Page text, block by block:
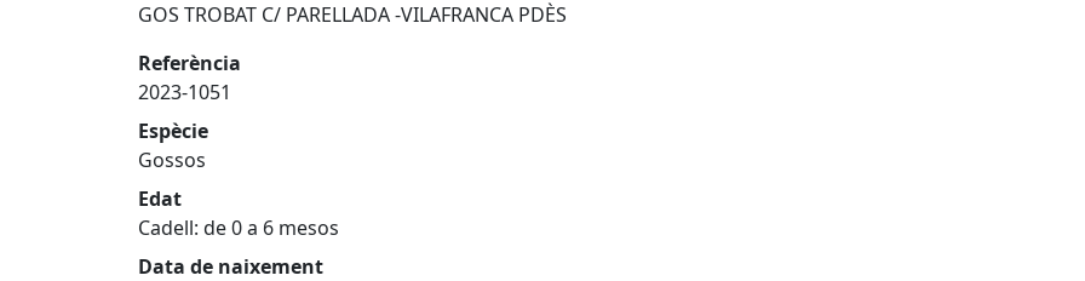
GOS TROBAT C/ PARELLADA -VILAFRANCA PDÈS
Referència
2023-1051
Espècie
Gossos
Edat
Cadell: de 0 a 6 mesos
Data de naixement